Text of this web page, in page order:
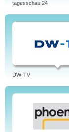
tagesschau 24
DW-TV